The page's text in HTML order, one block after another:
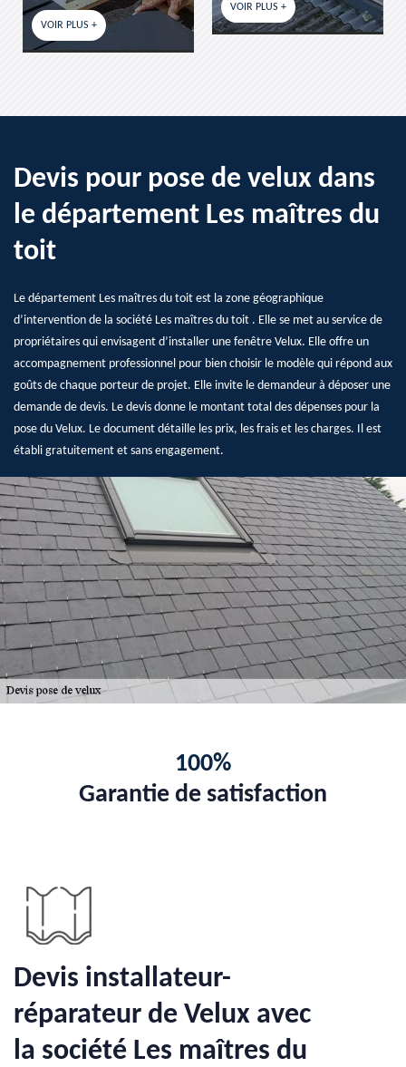
VOIR PLUS + VOIR PLUS +
Devis pour pose de velux dans
le département Les maîtres du
toit
Le département Les maîtres du toit est la zone géographique
d’intervention de la société Les maîtres du toit . Elle se met au service de
propriétaires qui envisagent d’installer une fenêtre Velux. Elle offre un
accompagnement professionnel pour bien choisir le modèle qui répond aux
goûts de chaque porteur de projet. Elle invite le demandeur à déposer une
demande de devis. Le devis donne le montant total des dépenses pour la
pose du Velux. Le document détaille les prix, les frais et les charges. Il est
établi gratuitement et sans engagement.
100%
Garantie de satisfaction
Devis installateur-
réparateur de Velux avec
la société Les maîtres du